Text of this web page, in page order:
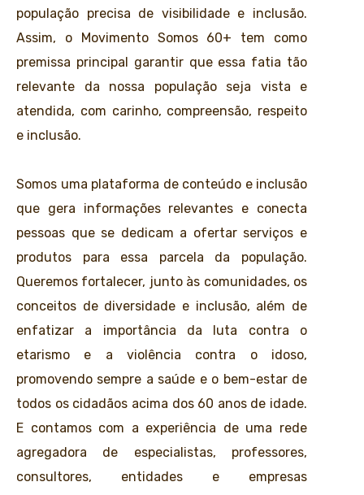
população precisa de visibilidade e inclusão.
Assim, o Movimento Somos 60+ tem como
premissa principal garantir que essa fatia tão
relevante da nossa população seja vista e
atendida, com carinho, compreensão, respeito
e inclusão.
Somos uma plataforma de conteúdo e inclusão
que gera informações relevantes e conecta
pessoas que se dedicam a ofertar serviços e
produtos para essa parcela da população.
Queremos fortalecer, junto às comunidades, os
conceitos de diversidade e inclusão, além de
enfatizar a importância da luta contra o
etarismo e a violência contra o idoso,
promovendo sempre a saúde e o bem-estar de
todos os cidadãos acima dos 60 anos de idade.
E contamos com a experiência de uma rede
agregadora de especialistas, professores,
consultores, entidades e empresas